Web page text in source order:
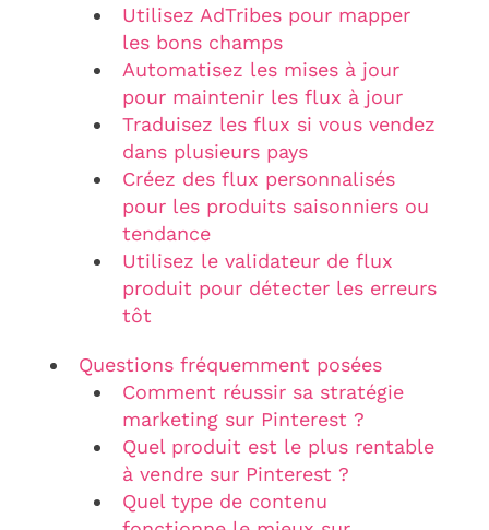
Utilisez AdTribes pour mapper
les bons champs
Automatisez les mises à jour
pour maintenir les flux à jour
Traduisez les flux si vous vendez
dans plusieurs pays
Créez des flux personnalisés
pour les produits saisonniers ou
tendance
Utilisez le validateur de flux
produit pour détecter les erreurs
tôt
Questions fréquemment posées
Comment réussir sa stratégie
marketing sur Pinterest ?
Quel produit est le plus rentable
à vendre sur Pinterest ?
Quel type de contenu